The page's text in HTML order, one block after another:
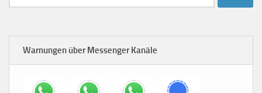
nach:
Warnungen über Messenger Kanäle